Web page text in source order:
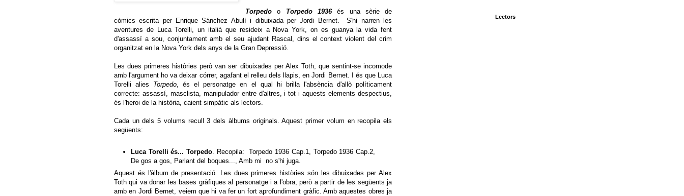
Torpedo o Torpedo 1936
és una sèrie de
còmics escrita per Enrique Sánchez Abulí i dibuixada per Jordi Bernet. S'hi narren les
aventures de Luca Torelli, un italià que resideix a Nova York, on es guanya la vida fent
d'assassí a sou, conjuntament amb el seu ajudant Rascal, dins el context violent del crim
organitzat en la Nova York dels anys de la Gran Depressió.
Les dues primeres històries però van ser dibuixades per Alex Toth, que sentint-se incomode
amb l'argument ho va deixar córrer, agafant el relleu dels llapis, en Jordi Bernet. I és que Luca
Torelli alies Torpedo, és el personatge en el qual hi brilla l'absència d'allò políticament
correcte: assassí, masclista, manipulador entre d'altres, i tot i aquests elements despectius,
és l'heroi de la història, caient simpàtic als lectors.
Cada un dels 5 volums recull 3 dels àlbums originals. Aquest primer volum en recopila els
següents:
Luca Torelli és... Torpedo . Recopila: Torpedo 1936 Cap.1, Torpedo 1936 Cap.2,
De gos a gos, Parlant del boques..., Amb mi no s'hi juga.
Aquest és l'àlbum de presentació. Les dues primeres històries són les dibuixades per Alex
Toth qui va donar les bases gràfiques al personatge i a l'obra, però a partir de les següents ja
amb en Jordi Bernet, veiem que hi va fer un fort aprofundiment gràfic. Amb aquestes obres ja
Lectors